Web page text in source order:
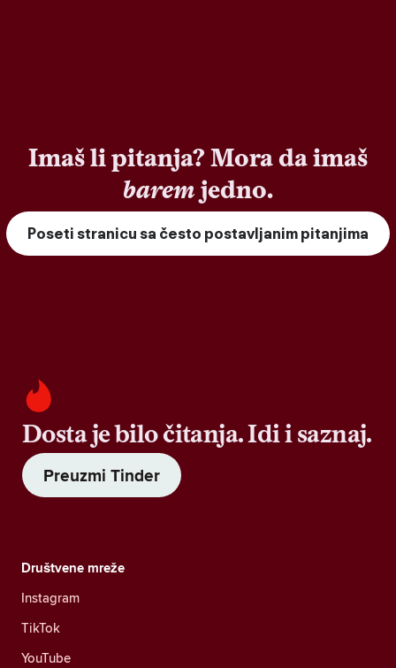
Imaš li pitanja? Mora da imaš
baremjedno.
Poseti stranicu sa često postavljanim pitanjima
Dosta je bilo čitanja. Idi i saznaj.
Preuzmi Tinder
Društvene mreže
Instagram
TikTok
YouTube